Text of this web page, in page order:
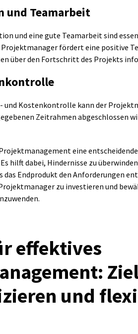
und Teamarbeit
und eine gute Teamarbeit sind
fördert eine positive
über den Fortschritt des Projekts
und Kostenkontrolle kann der
Zeitrahmen abgeschlossen
eine
hilft dabei, Hindernisse zu
das Endprodukt den Anforderungen
zu investieren und
effektives
und